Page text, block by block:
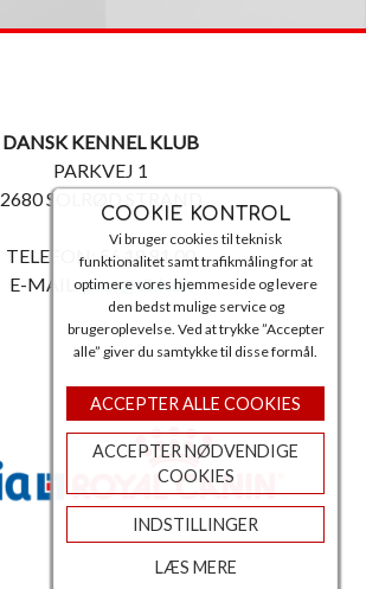
COOKIE KONTROL
Vi bruger cookies til teknisk
funktionalitet samt trafikmåling for at
optimere vores hjemmeside og levere
den bedst mulige service og
brugeroplevelse. Ved at trykke ”Accepter
alle” giver du samtykke til disse formål.
ACCEPTER ALLE COOKIES
ACCEPTER NØDVENDIGE
COOKIES
INDSTILLINGER
LÆS MERE
DANSK KENNEL KLUB
PARKVEJ 1
2680 SOLRØD STRAND
TELEFON: 56 18 81 00
E-MAIL:post@dkk.dk